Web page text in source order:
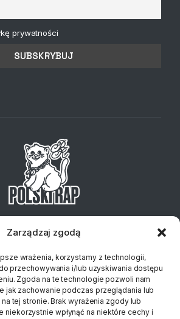
Zarządzaj zgodą
wrażenia, korzystamy z technologii,
przechowywania i/lub uzyskiwania dostępu
Zgoda na te technologie pozwoli nam
jak zachowanie podczas przeglądania lub
tej stronie. Brak wyrażenia zgody lub
wpłynąć na niektóre cechy i
prywatności
837 Email: sklep@klubplytowy.pl